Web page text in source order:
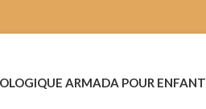
ARMADA POUR ENFANT